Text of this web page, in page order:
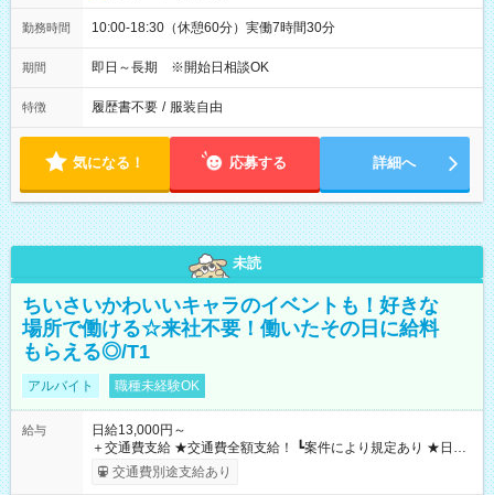
勤務時間 10:00-18:30（休憩60分）実働7時間30分
期間 即日～長期 ※開始日相談OK
特徴 履歴書不要 / 服装自由
気になる！ 応募する 詳細へ
未読
ちいさいかわいいキャラのイベントも！好きな
場所で働ける☆来社不要！働いたその日に給料
もらえる◎/T1
アルバイト 職種未経験OK
給与
日給13,000円～
＋交通費支給 ★交通費全額支給！ ┗案件により規定あり ★日払
いOK！（規定あり） ┗働いたその日に現金GET♪ お仕事後はコ
ンビニATMから 日払い分を引き落とせます！ 【試用期間】試
交通費別途支給あり